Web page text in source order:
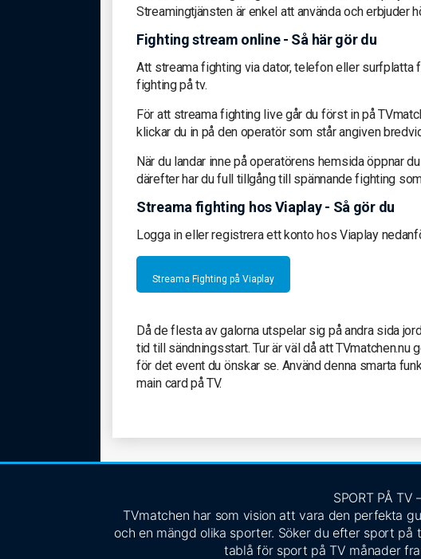
Streamingtjänsten är enkel att använda och erbjuder
Fighting stream online - Så här gör du
Att streama fighting via dator, telefon eller surfplatta
fighting på tv.
För att streama fighting live går du först in på
klickar du in på den operatör som står angiven
När du landar inne på operatörens hemsida öppnar
därefter har du full tillgång till spännande fighting
Streama fighting hos Viaplay - Så gör du
Logga in eller registrera ett konto hos Viaplay
Streama Fighting på Viaplay
Då de flesta av galorna utspelar sig på andra sida
tid till sändningsstart. Tur är väl då att
för det event du önskar se. Använd denna smarta
main card på TV.
SPORT PÅ TV
TVmatchen har som vision att vara den perfekta
och en mängd olika sporter. Söker du efter sport
tablå för sport på TV månader